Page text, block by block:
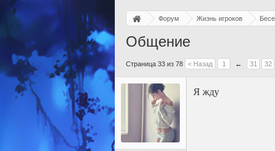
Форум Жизнь игроков
Общение
Страница 33 из 78 < Назад 1 ← 31 32
Я жду